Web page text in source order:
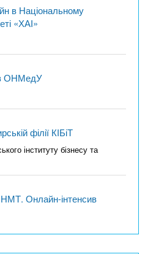
в Національному
«ХАІ»
в ОНМедУ
філії КІБіТ
інституту бізнесу та
НМТ. Онлайн-інтенсив